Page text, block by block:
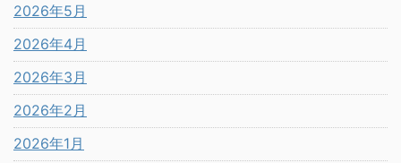
2026年5月
2026年4月
2026年3月
2026年2月
2026年1月